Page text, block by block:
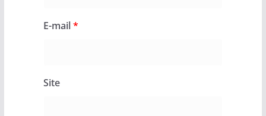
E-mail*
Site